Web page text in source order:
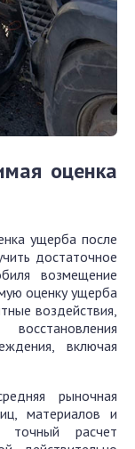
оценка
ущерба после
достаточное
возмещение
оценку ущерба
воздействия,
включая
рыночная
материалов и
точный расчет